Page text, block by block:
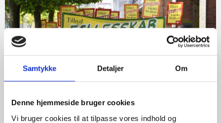
Samtykke Detaljer Om
Denne hjemmeside bruger cookies
Vi bruger cookies til at tilpasse vores indhold og
Retten
til
Liv
Bliv medlem af Retten til Liv
Forsvar det ufødte barn med et medlemskab.